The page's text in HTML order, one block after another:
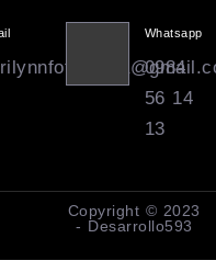
Whatsapp
0984
56 14
13
Copyright © 2023
- Desarrollo593